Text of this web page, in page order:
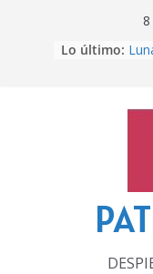
Lo último: